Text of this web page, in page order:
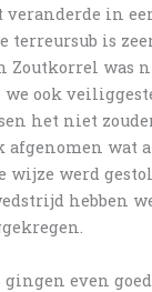
veranderde in
is
Zoutkorrel was
we ook
het niet
wat
wijze werd
hebben
even goed;